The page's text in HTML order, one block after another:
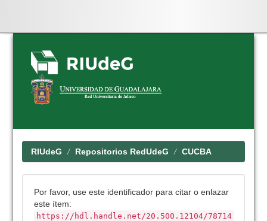
Skip
navigation
RIUdeG Repositorios RedUdeG CUCBA
Por favor, use este identificador para citar o enlazar
este ítem:
https://hdl.handle.net/20.500.12104/78714